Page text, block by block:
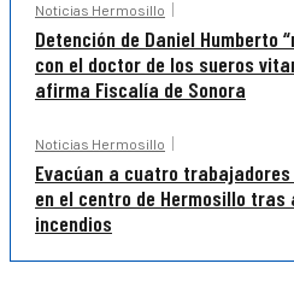
Noticias Hermosillo
Detención de Daniel Humberto
con el doctor de los sueros
afirma Fiscalía de Sonora
Noticias Hermosillo
Evacúan a cuatro
en el centro de Hermosillo
incendios